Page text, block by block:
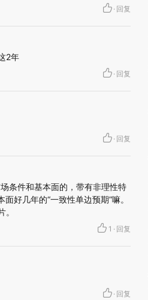
· 回复
2年
· 回复
· 回复
条件和基本面的，带有非理性特
好几年的“一致性单边预期”嘛。
1 · 回复
· 回复